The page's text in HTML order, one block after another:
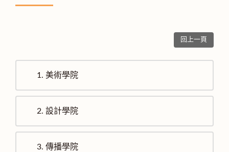
回上一頁
1. 美術學院
2. 設計學院
3. 傳播學院